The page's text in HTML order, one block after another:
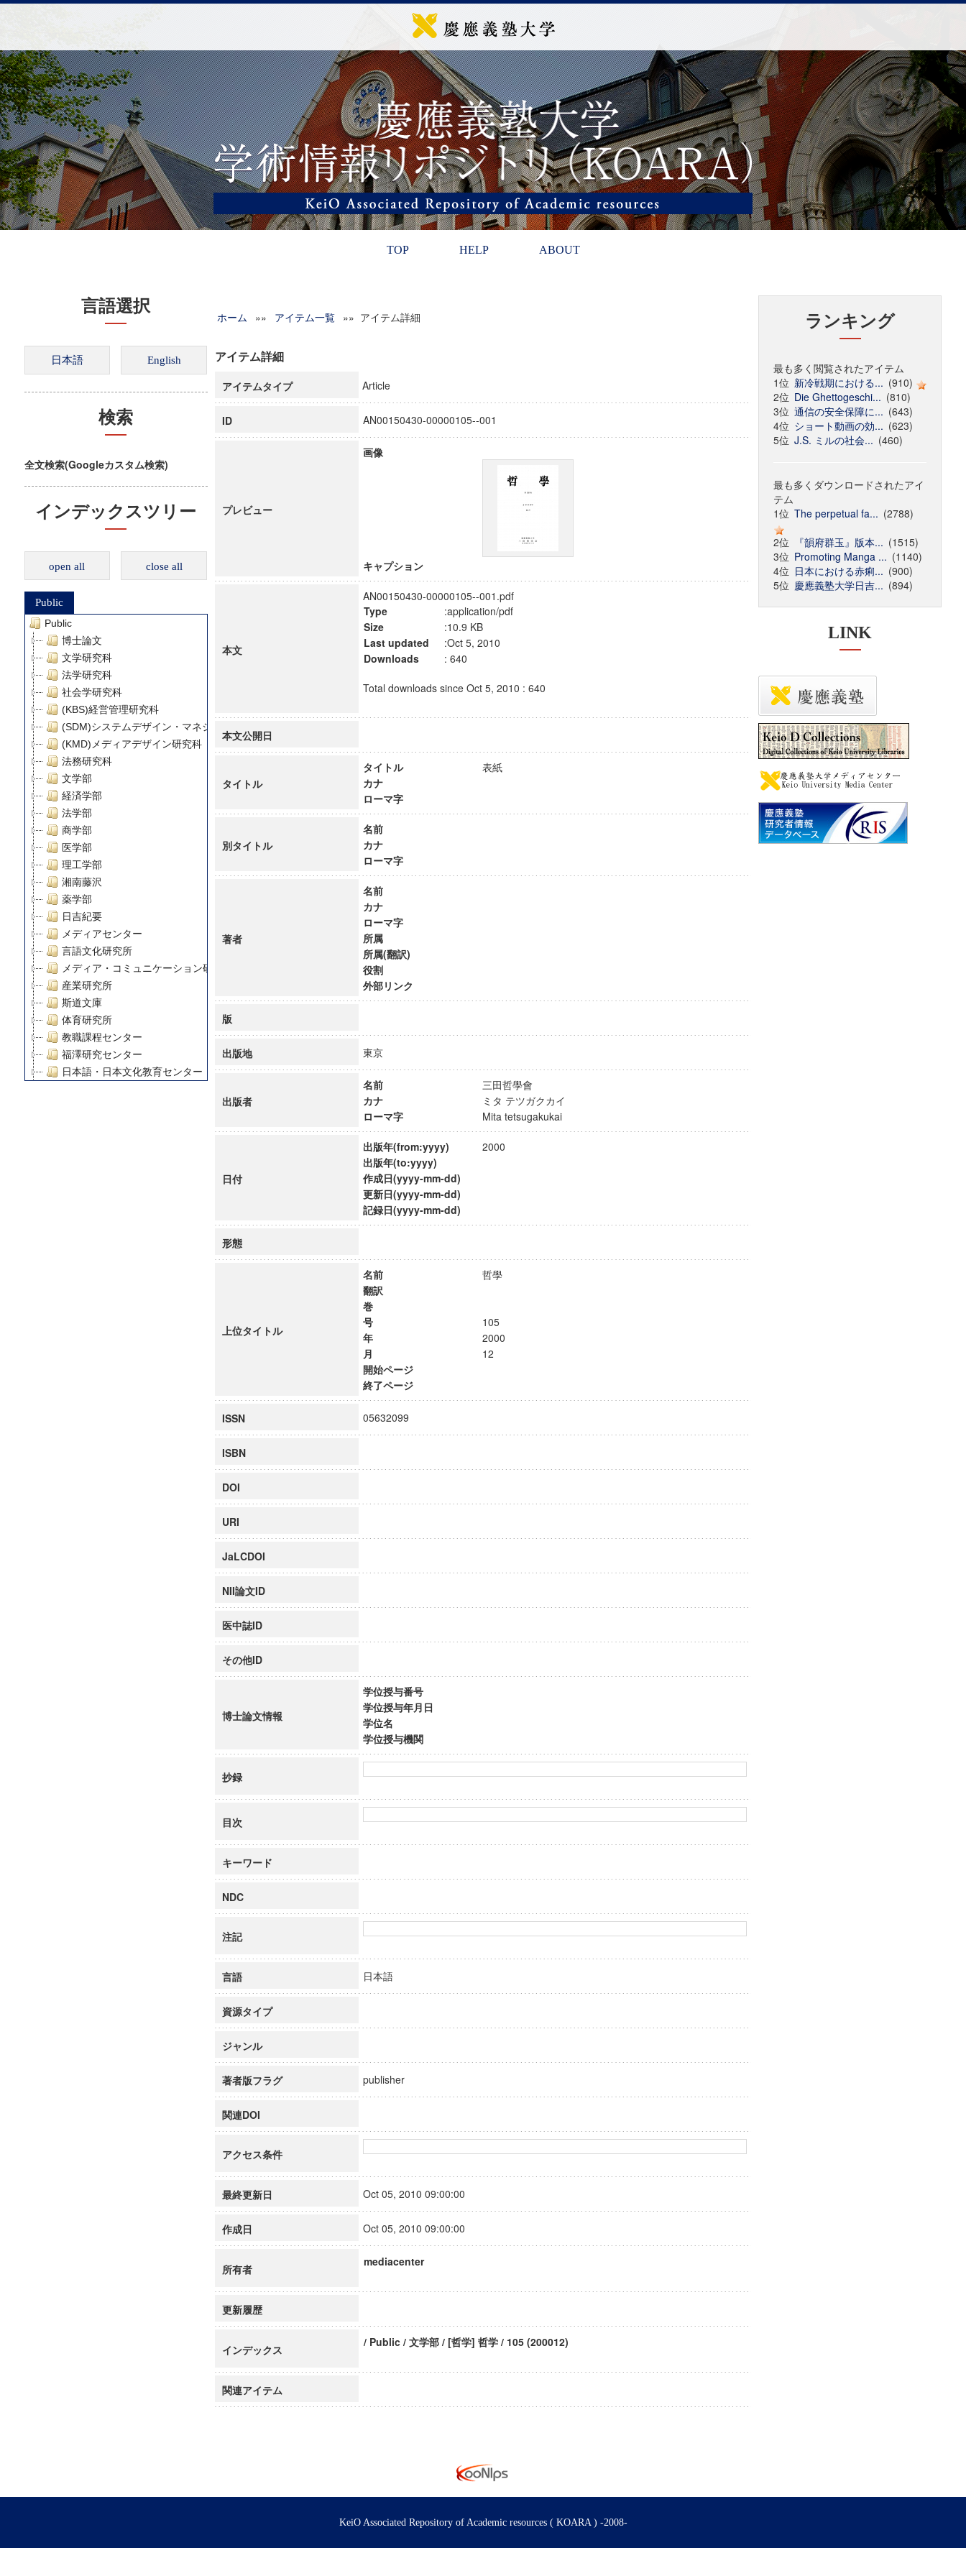
TOP HELP ABOUT
言語選択
検索
全文検索(Googleカスタム検索)
インデックスツリー
open all close all
Public
Public
博士論文
文学研究科
法学研究科
社会学研究科
(KBS)経営管理研究科
(SDM)システムデザイン・マネジメント研究科
(KMD)メディアデザイン研究科
法務研究科
文学部
経済学部
法学部
商学部
医学部
理工学部
湘南藤沢
薬学部
日吉紀要
メディアセンター
言語文化研究所
メディア・コミュニケーション研究所
産業研究所
斯道文庫
体育研究所
教職課程センター
福澤研究センター
日本語・日本文化教育センター
慶應義塾大学グローバルCOEプログラム市民社会ガバナンス教育研究センター
慶應義塾大学グローバルCOEプログラム論理と感性の先端的教育研究拠点
博士課程教育リーディングプログラム「超成熟社会発展のサイエンス」
ホーム »» アイテム一覧 »» アイテム詳細
アイテム詳細
アイテムタイプ Article
ID AN00150430-00000105--001
プレビュー
画像
キャプション
本文
AN00150430-00000105--001.pdf
Type
:application/pdf
Size
:10.9 KB
Last updated
:Oct 5, 2010
Downloads
: 640
Total downloads since Oct 5, 2010 : 640
本文公開日
タイトル
タイトル
表紙
カナ
ローマ字
別タイトル
名前
カナ
ローマ字
著者
名前
カナ
ローマ字
所属
所属(翻訳)
役割
外部リンク
版
出版地 東京
出版者
名前
三田哲學會
カナ
ミタ テツガクカイ
ローマ字
Mita tetsugakukai
日付
出版年(from:yyyy)
2000
出版年(to:yyyy)
作成日(yyyy-mm-dd)
更新日(yyyy-mm-dd)
記録日(yyyy-mm-dd)
形態
上位タイトル
名前
哲學
翻訳
巻
号
105
年
2000
月
12
開始ページ
終了ページ
ISSN 05632099
ISBN
DOI
URI
JaLCDOI
NII論文ID
医中誌ID
その他ID
博士論文情報
学位授与番号
学位授与年月日
学位名
学位授与機関
抄録
目次
キーワード
NDC
注記
言語 日本語
資源タイプ
ジャンル
著者版フラグ publisher
関連DOI
アクセス条件
最終更新日 Oct 05, 2010 09:00:00
作成日 Oct 05, 2010 09:00:00
所有者
mediacenter
更新履歴
インデックス
/ Public / 文学部 / [哲学] 哲学 / 105 (200012)
関連アイテム
ランキング
最も多く閲覧されたアイテム
1位 新冷戦期における... (910)
2位 Die Ghettogeschi... (810)
3位 通信の安全保障に... (643)
4位 ショート動画の効... (623)
5位 J.S. ミルの社会... (460)
最も多くダウンロードされたアイ
テム
1位 The perpetual fa... (2788)
2位
『韻府群玉』版本... (1515)
3位 Promoting Manga ... (1140)
4位 日本における赤痢... (900)
5位 慶應義塾大学日吉... (894)
LINK
KeiO Associated Repository of Academic resources ( KOARA ) -2008-